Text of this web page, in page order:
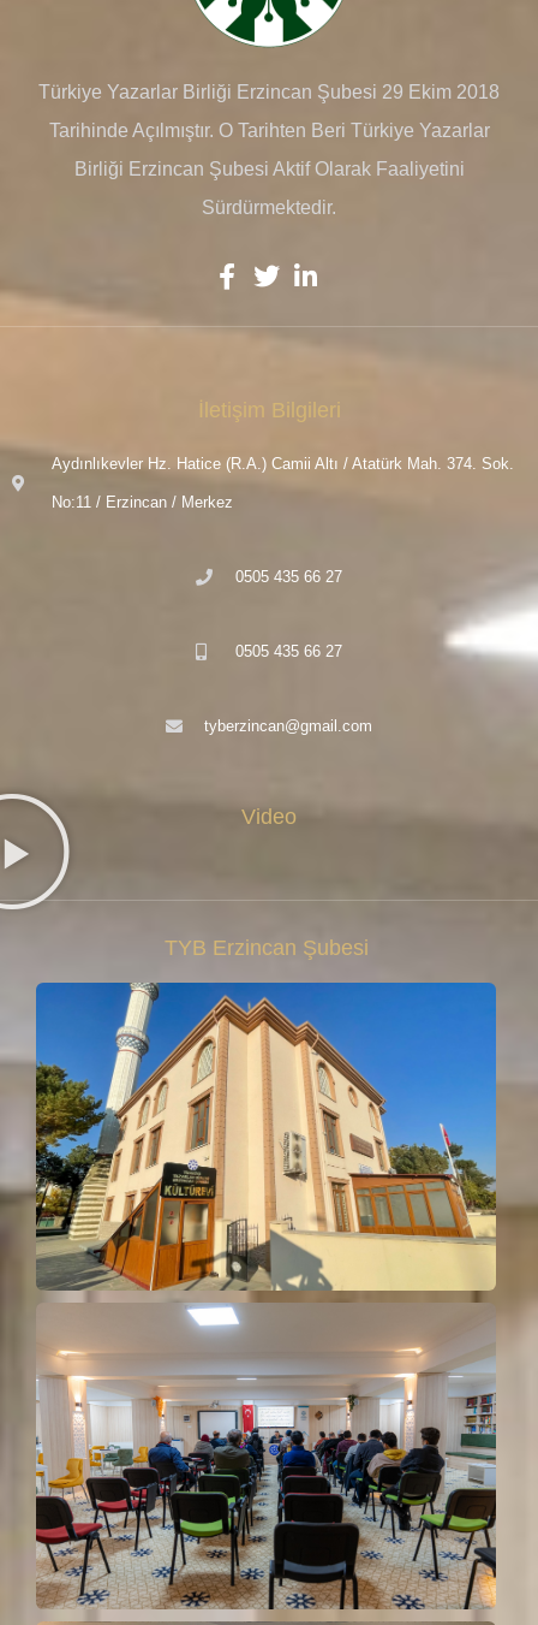
Türkiye Yazarlar Birliği Erzincan Şubesi 29 Ekim 2018
Tarihinde Açılmıştır. O Tarihten Beri Türkiye Yazarlar
Birliği Erzincan Şubesi Aktif Olarak Faaliyetini
Sürdürmektedir.
İletişim Bilgileri
Aydınlıkevler Hz. Hatice (R.A.) Camii Altı / Atatürk Mah. 374. Sok.
No:11 / Erzincan / Merkez
0505 435 66 27
0505 435 66 27
tyberzincan@gmail.com
Video
TYB Erzincan Şubesi